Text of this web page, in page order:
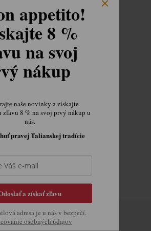
výpisu
appetito!
8 %
na svoj
nákup
naše novinky a získajte
8 % na svoj prvý nákup u
nás.
pravej Talianskej tradície
a získať zľavu
adresa je u nás v bezpečí.
osobných údajov